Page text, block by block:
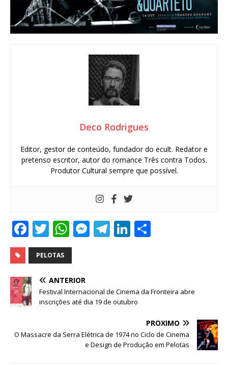
Deco Rodrigues
Editor, gestor de conteúdo, fundador do ecult. Redator e
pretenso escritor, autor do romance Três contra Todos.
Produtor Cultural sempre que possível.
F
a
c
e
b
o
k
T
w
it
te
r
W
h
at
s
A
p
M
e
n
g
r
T
el
ra
m
Li
n
dI
n
PELOTAS
ANTERIOR
Festival Internacional de Cinema da Fronteira abre
inscrições até dia 19 de outubro
PRÓXIMO
O Massacre da Serra Elétrica de 1974 no Ciclo de Cinema
e Design de Produção em Pelotas